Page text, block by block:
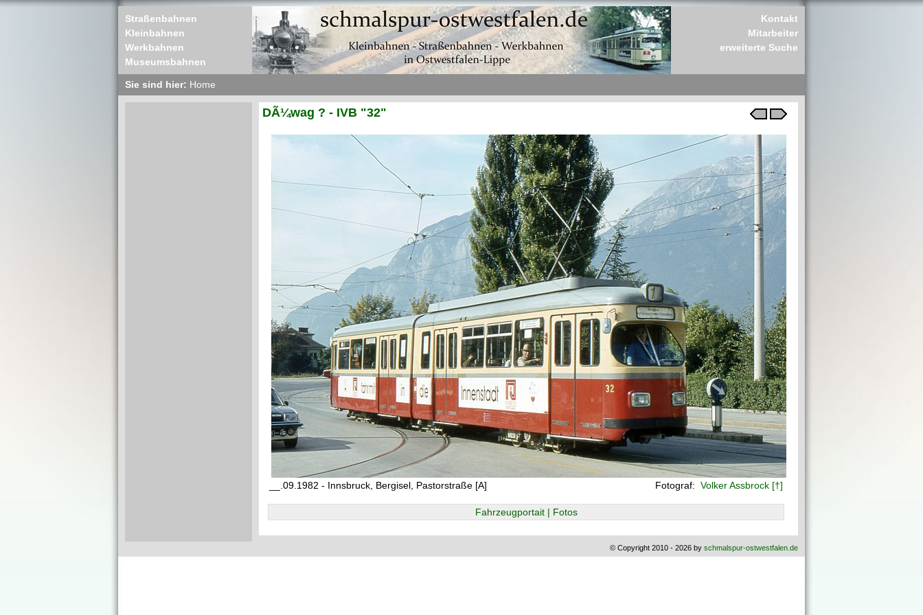
Straßenbahnen
Kleinbahnen
Werkbahnen
Museumsbahnen
Kontakt
Mitarbeiter
erweiterte Suche
Sie sind hier: Home
DÃ¼wag ? - IVB "32"
__.09.1982 - Innsbruck, Bergisel, Pastorstraße [A] Fotograf: Volker Assbrock [†]
Fahrzeugportait | Fotos
© Copyright 2010 - 2026 by schmalspur-ostwestfalen.de